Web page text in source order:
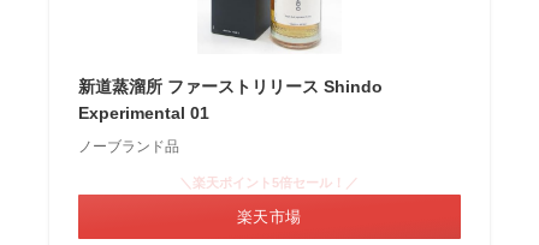
新道蒸溜所 ファーストリリース Shindo
Experimental 01
ノーブランド品
＼楽天ポイント5倍セール！／
楽天市場